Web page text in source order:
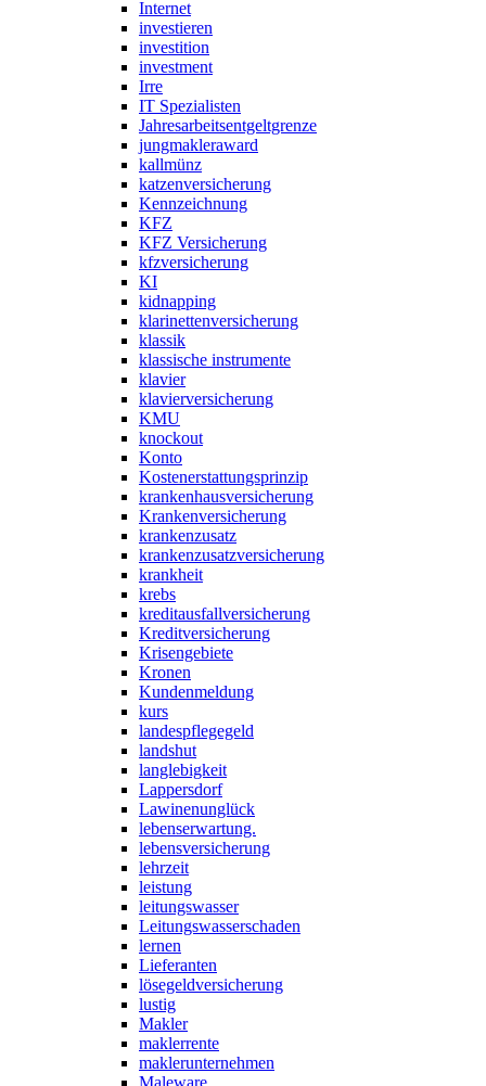
Internet
investieren
investition
investment
Irre
IT Spezialisten
Jahresarbeitsentgeltgrenze
jungmakleraward
kallmünz
katzenversicherung
Kennzeichnung
KFZ
KFZ Versicherung
kfzversicherung
KI
kidnapping
klarinettenversicherung
klassik
klassische instrumente
klavier
klavierversicherung
KMU
knockout
Konto
Kostenerstattungsprinzip
krankenhausversicherung
Krankenversicherung
krankenzusatz
krankenzusatzversicherung
krankheit
krebs
kreditausfallversicherung
Kreditversicherung
Krisengebiete
Kronen
Kundenmeldung
kurs
landespflegegeld
landshut
langlebigkeit
Lappersdorf
Lawinenunglück
lebenserwartung.
lebensversicherung
lehrzeit
leistung
leitungswasser
Leitungswasserschaden
lernen
Lieferanten
lösegeldversicherung
lustig
Makler
maklerrente
maklerunternehmen
Maleware